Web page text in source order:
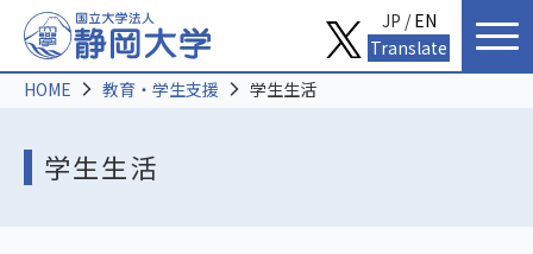
学生生活
HOME 教育・学生支援 学生生活
JP /EN
Translate